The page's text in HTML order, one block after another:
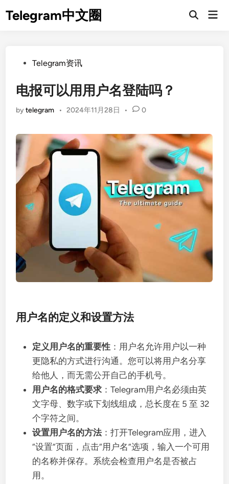
Telegram中文圈
Open
PostedTelegram资讯
电报可以用用户名登陆吗？
bytelegram • 2024年11月28日 • 0
用户名的定义和设置方法
定义用户名的重要性 ：用户名允许用户以一种
更隐私的方式进行沟通。您可以将用户名分享
给他人，而无需公开自己的手机号。
用户名的格式要求 ：Telegram用户名必须由英
文字母、数字或下划线组成，总长度在 5 至 32
个字符之间。
设置用户名的方法 ：打开Telegram应用，进入
“设置”页面，点击“用户名”选项，输入一个可用
的名称并保存。系统会检查用户名是否被占
用。